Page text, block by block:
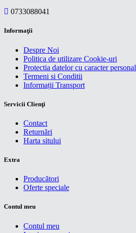
0733088041
Informaţii
Despre Noi
Politica de utilizare Cookie-uri
Protectia datelor cu caracter personal
Termeni si Conditii
Informații Transport
Servicii Clienţi
Contact
Returnări
Harta sitului
Extra
Producători
Oferte speciale
Contul meu
Contul meu